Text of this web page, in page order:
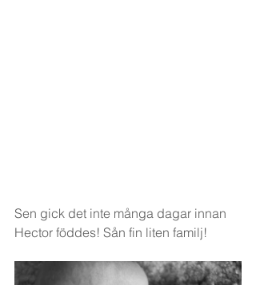
Sen gick det inte många dagar innan
Hector föddes! Sån fin liten familj!